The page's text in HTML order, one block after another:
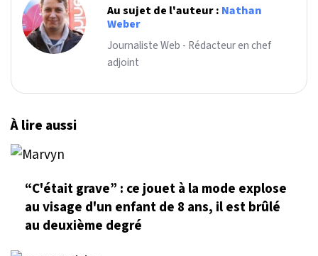
Au sujet de l'auteur : Nathan
Weber
Journaliste Web - Rédacteur en chef
adjoint
À lire aussi
“C'était grave” : ce jouet à la mode explose
au visage d'un enfant de 8 ans, il est brûlé
au deuxième degré